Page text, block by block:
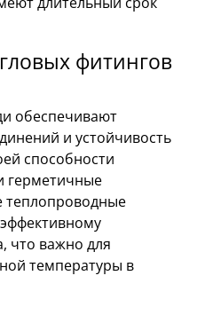
фитингов
обеспечивают
и устойчивость
способности
герметичные
теплопроводные
что важно для
температуры в